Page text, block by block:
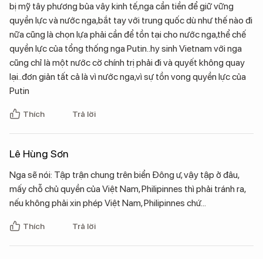
bị mỹ tây phương bủa vây kinh tế,nga cần tiền để giữ vững
quyền lực và nước nga,bắt tay với trung quốc dù như thế nào đi
nữa cũng là chọn lựa phải cần để tồn tại cho nước nga,thể chế
quyền lực của tổng thống nga Putin..hy sinh Vietnam với nga
cũng chỉ là một nước cờ chính trị phải đi và quyết không quay
lại..đơn giản tất cả là vì nước nga,vì sự tồn vong quyền lực của
Putin
Thích Trả lời
Lê Hùng Sơn
Nga sẽ nói: Tập trận chung trên biển Đông ư, vậy tập ở đâu,
mấy chỗ chủ quyền của Việt Nam, Philipinnes thì phải tránh ra,
nếu không phải xin phép Việt Nam, Philipinnes chứ...
Thích Trả lời